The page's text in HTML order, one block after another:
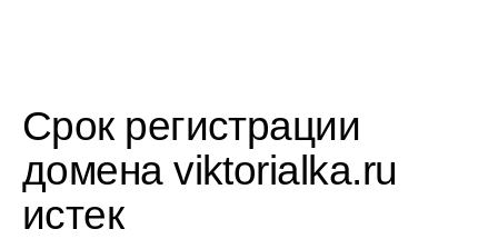
Срок регистрации
домена viktorialka.ru
истек